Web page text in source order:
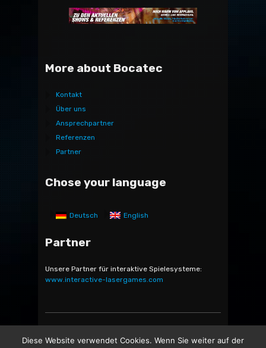
More about Bocatec
Kontakt
Über uns
Ansprechpartner
Referenzen
Partner
Chose your language
Deutsch English
Partner
Unsere Partner für interaktive Spielesysteme:
www.interactive-lasergames.com
21244 Buchholz in der Nordheide -
Diese Website verwendet Cookies. Wenn Sie weiter auf der